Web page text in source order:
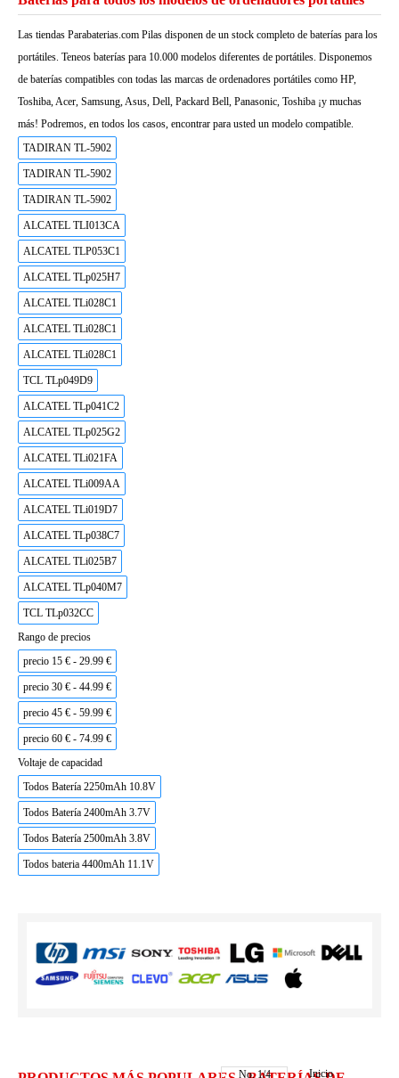
Las tiendas Parabaterias.com Pilas disponen de un stock completo de baterías para los
portátiles. Teneos baterías para 10.000 modelos diferentes de portátiles. Disponemos
de baterías compatibles con todas las marcas de ordenadores portátiles como HP,
Toshiba, Acer, Samsung, Asus, Dell, Packard Bell, Panasonic, Toshiba ¡y muchas
más! Podremos, en todos los casos, encontrar para usted un modelo compatible.
TADIRAN TL-5902
TADIRAN TL-5902
TADIRAN TL-5902
ALCATEL TLI013CA
ALCATEL TLP053C1
ALCATEL TLp025H7
ALCATEL TLi028C1
ALCATEL TLi028C1
ALCATEL TLi028C1
TCL TLp049D9
ALCATEL TLp041C2
ALCATEL TLp025G2
ALCATEL TLi021FA
ALCATEL TLi009AA
ALCATEL TLi019D7
ALCATEL TLp038C7
ALCATEL TLi025B7
ALCATEL TLp040M7
TCL TLp032CC
Rango de precios
precio 15 € - 29.99 €
precio 30 € - 44.99 €
precio 45 € - 59.99 €
precio 60 € - 74.99 €
Voltaje de capacidad
Todos Batería 2250mAh 10.8V
Todos Batería 2400mAh 3.7V
Todos Batería 2500mAh 3.8V
Todos bateria 4400mAh 11.1V
No.1/4 Inicio